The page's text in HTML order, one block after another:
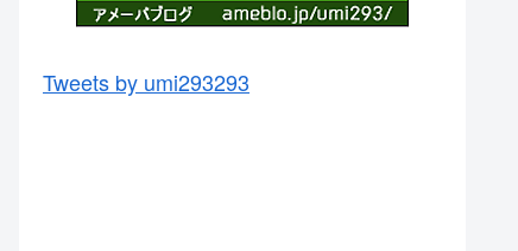
Tweets by umi293293